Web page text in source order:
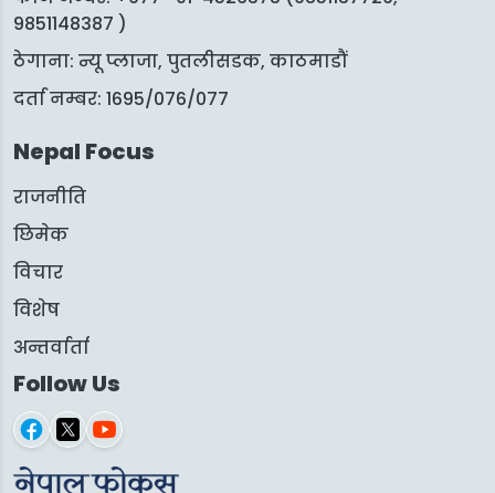
9851148387 )
ठेगाना: न्यू प्लाजा, पुतलीसडक, काठमाडौं
दर्ता नम्बर: 1695/076/077
Nepal Focus
राजनीति
छिमेक
विचार
विशेष
अन्तर्वार्ता
Follow Us